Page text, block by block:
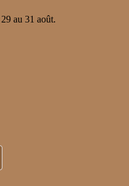
au 31 août.
maire
: Fête nationale